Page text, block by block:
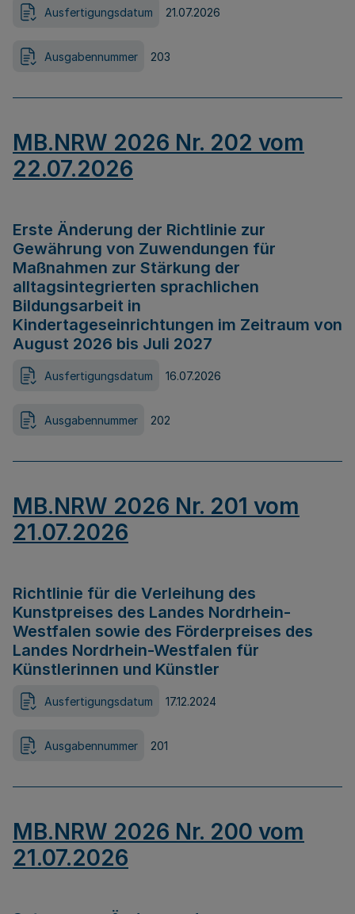
Ausfertigungsdatum 21.07.2026
Ausgabennummer 203
MB.NRW 2026 Nr. 202 vom
22.07.2026
Erste Änderung der Richtlinie zur
Gewährung von Zuwendungen für
Maßnahmen zur Stärkung der
alltagsintegrierten sprachlichen
Bildungsarbeit in
Kindertageseinrichtungen im Zeitraum von
August 2026 bis Juli 2027
Ausfertigungsdatum 16.07.2026
Ausgabennummer 202
MB.NRW 2026 Nr. 201 vom
21.07.2026
Richtlinie für die Verleihung des
Kunstpreises des Landes Nordrhein-
Westfalen sowie des Förderpreises des
Landes Nordrhein-Westfalen für
Künstlerinnen und Künstler
Ausfertigungsdatum 17.12.2024
Ausgabennummer 201
MB.NRW 2026 Nr. 200 vom
21.07.2026